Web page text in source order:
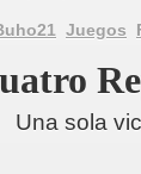
Juegos
Una sola